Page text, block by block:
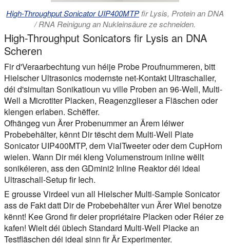
High-Throughput Sonicator UIP400MTPfir Lysis, Protein an DNA
/ RNA Reinigung an Nukleinsäure ze schneiden.
High-Throughput Sonicators fir Lysis an DNA
Scheren
Fir d'Veraarbechtung vun héije Probe Proufnummeren, bitt
Hielscher Ultrasonics modernste net-Kontakt Ultraschaller,
déi d'simultan Sonikatioun vu ville Proben an 96-Well, Multi-
Well a Microtiter Placken, Reagenzglieser a Fläschen oder
klengen erlaben. Schëffer.
Ofhängeg vun Ärer Probenummer an Ärem léiwer
Probebehälter, kënnt Dir tëscht dem Multi-Well Plate
Sonicator UIP400MTP, dem VialTweeter oder dem CupHorn
wielen. Wann Dir méi kleng Volumenstroum inline wëllt
sonikéieren, ass den GDmini2 Inline Reaktor déi ideal
Ultraschall-Setup fir Iech.
E grousse Virdeel vun all Hielscher Multi-Sample Sonicator
ass de Fakt datt Dir de Probebehälter vun Ärer Wiel benotze
kënnt! Kee Grond fir deier propriétaire Placken oder Réier ze
kafen! Wielt déi üblech Standard Multi-Well Placke an
Testfläschen déi ideal sinn fir Är Experimenter.